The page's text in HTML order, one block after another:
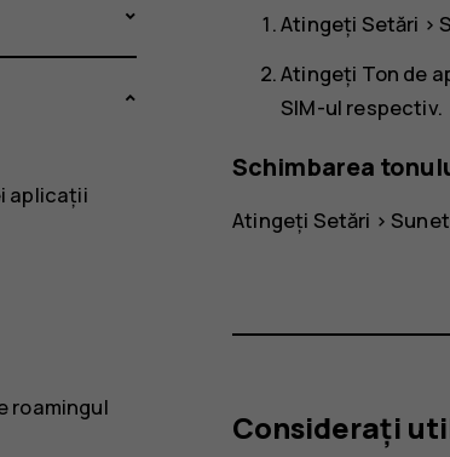
Atingeți Setări >
Atingeți Ton de
SIM-ul respectiv.
Schimbarea
Atingeți Setări > Sunet
Considerați
aplicații
roamingul